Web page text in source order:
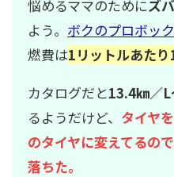
悩めるママのためにズ
よう。 ボクのプロボッ
燃費は1リットルあた
カタログだと13.4㎞／
るようだけど、 タイヤ
のタイヤに変えてるの
落ちた。